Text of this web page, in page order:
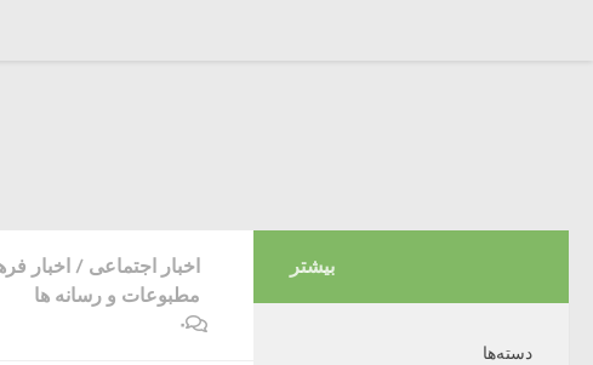
اخبار اجتماعی / اخبار
مطبوعات و رسانه ها
۰
بیشتر
دسته‌ها